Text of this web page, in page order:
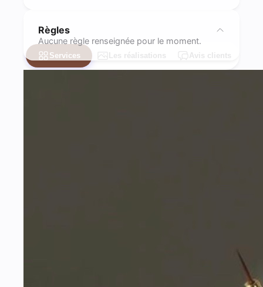
Règles
Aucune règle renseignée pour le moment.
Services Les réalisations Avis clients